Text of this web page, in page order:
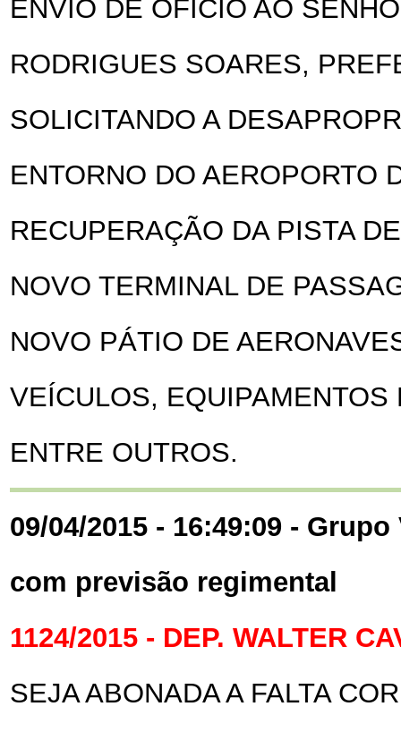
ENVIO DE OFÍCIO AO
RODRIGUES SOARES,
SOLICITANDO A
ENTORNO DO AEROPORTO
RECUPERAÇÃO DA PISTA
NOVO TERMINAL DE
NOVO PÁTIO DE
VEÍCULOS,
ENTRE OUTROS.
09/04/2015 - 16:49:09 -
com previsão regimental
1124/2015 - DEP. WALTER
SEJA ABONADA A FALTA